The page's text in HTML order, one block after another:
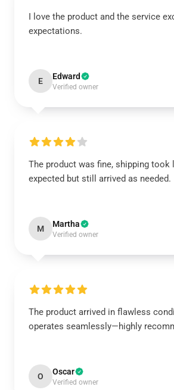
I love the product and the service
expectations.
E Edward
Verified owner
The product was fine, shipping took
expected but still arrived as needed.
M Martha
Verified owner
The product arrived in flawless
operates seamlessly—highly
O Oscar
Verified owner